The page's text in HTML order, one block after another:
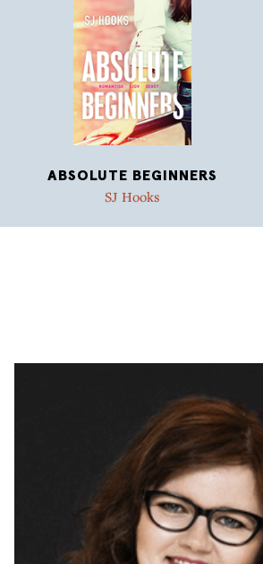
ABSOLUTE BEGINNERS
SJ Hooks